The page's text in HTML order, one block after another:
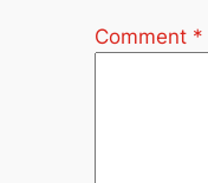
Comment *